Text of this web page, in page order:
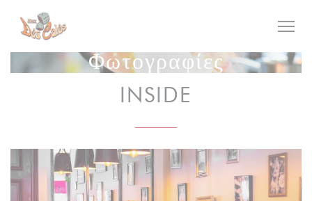
Πίνακας διαχείρισης "Μπισκότων" (Cookies)
Φωτογραφίες
INSIDE